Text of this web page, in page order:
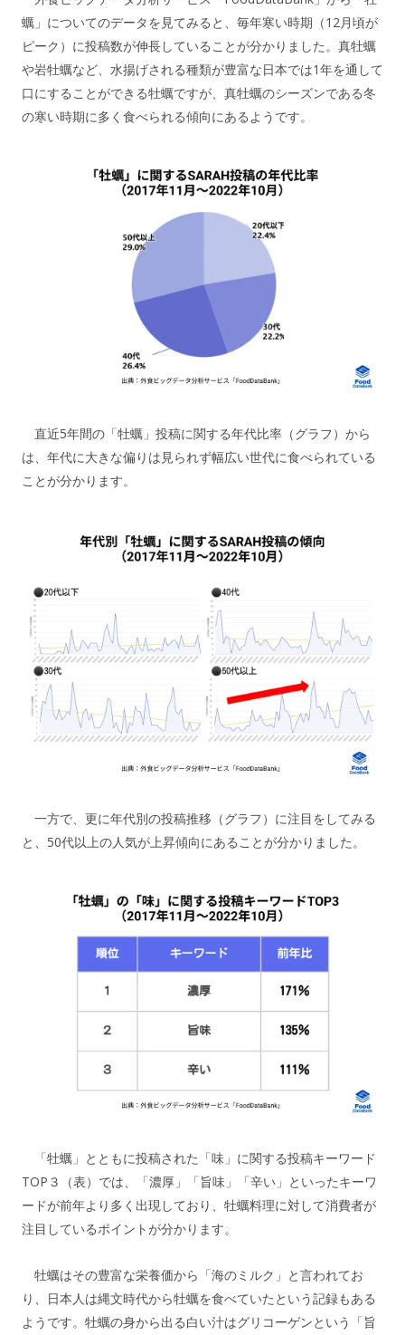
蠣」についてのデータを見てみると、毎年寒い時期（12月頃が
ピーク）に投稿数が伸長していることが分かりました。真牡蠣
や岩牡蠣など、水揚げされる種類が豊富な日本では1年を通して
口にすることができる牡蠣ですが、真牡蠣のシーズンである冬
の寒い時期に多く食べられる傾向にあるようです。
直近5年間の「牡蠣」投稿に関する年代比率（グラフ）から
は、年代に大きな偏りは見られず幅広い世代に食べられている
ことが分かります。
一方で、更に年代別の投稿推移（グラフ）に注目をしてみる
と、50代以上の人気が上昇傾向にあることが分かりました。
「牡蠣」とともに投稿された「味」に関する投稿キーワード
TOP３（表）では、「濃厚」「旨味」「辛い」といったキーワ
ードが前年より多く出現しており、牡蠣料理に対して消費者が
注目しているポイントが分かります。
牡蠣はその豊富な栄養価から「海のミルク」と言われてお
り、日本人は縄文時代から牡蠣を食べていたという記録もある
ようです。牡蠣の身から出る白い汁はグリコーゲンという「旨